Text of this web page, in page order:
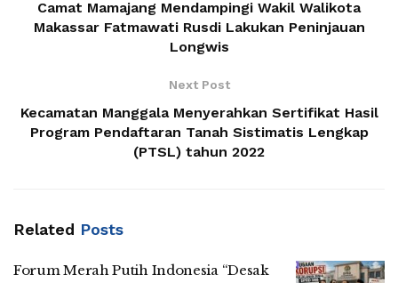
Camat Mamajang Mendampingi Wakil Walikota
Makassar Fatmawati Rusdi Lakukan Peninjauan
Longwis
Next Post
Kecamatan Manggala Menyerahkan Sertifikat Hasil
Program Pendaftaran Tanah Sistimatis Lengkap
(PTSL) tahun 2022
Related Posts
Forum Merah Putih Indonesia “Desak